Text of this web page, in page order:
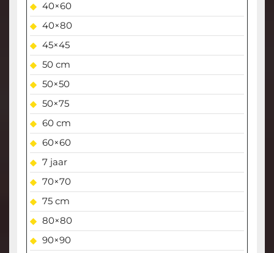
40×60
40×80
45×45
50 cm
50×50
50×75
60 cm
60×60
7 jaar
70×70
75 cm
80×80
90×90